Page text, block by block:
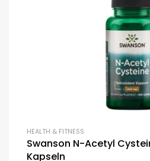
HEALTH & FITNESS
Swanson N-Acetyl
Kapseln